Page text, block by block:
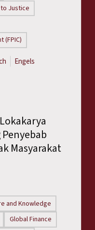
Justice
(FPIC)
Engels
Masyarakat
and Knowledge
Global Finance